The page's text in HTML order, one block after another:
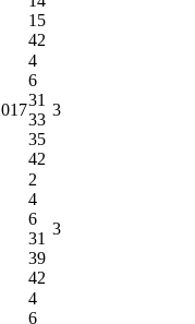
15
42
4
6
31
33
35
42
3
2
4
6
31
39
42
3
4
6